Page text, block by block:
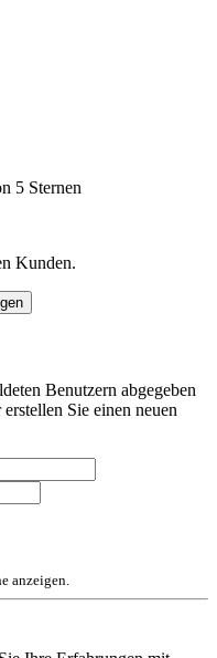
5 Sternen
Kunden.
Benutzern abgegeben
Sie einen neuen
anzeigen.